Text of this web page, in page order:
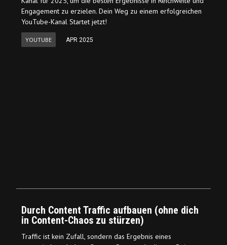
Engagement zu erzielen. Dein Weg zu einem erfolgreichen
YouTube-Kanal Startet jetzt!
YOUTUBE APR 2025
Durch Content Traffic aufbauen (ohne dich
in Content-Chaos zu stürzen)
Traffic ist kein Zufall, sondern das Ergebnis eines